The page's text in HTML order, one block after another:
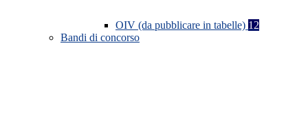
OIV (da pubblicare in tabelle) 12
Bandi di concorso